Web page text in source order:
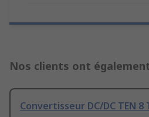
Nos clients ont
Convertisseur DC/DC TEN